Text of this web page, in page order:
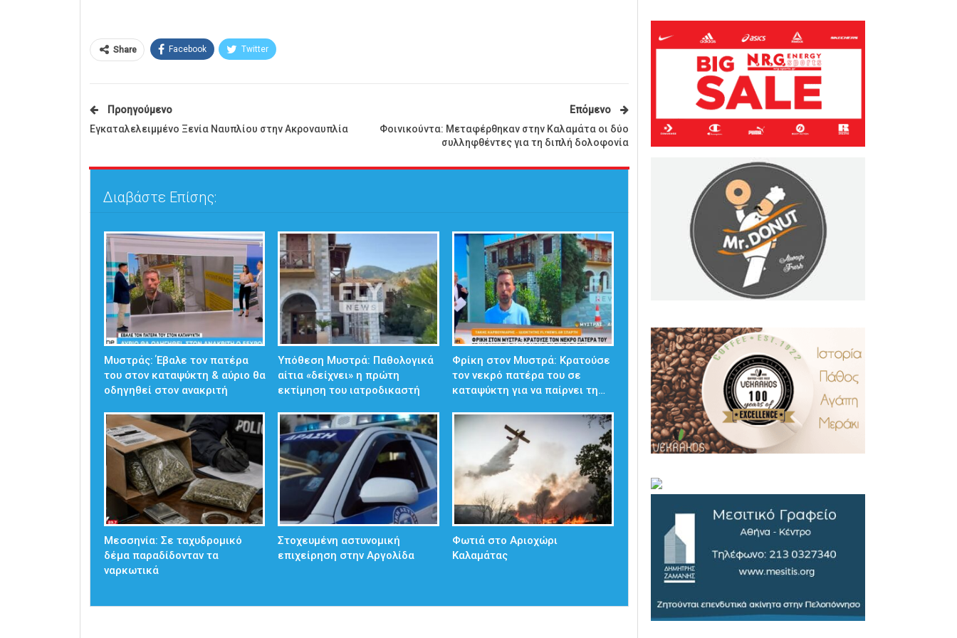
Share Facebook Twitter
Προηγούμενο
Εγκαταλελειμμένο Ξενία Ναυπλίου στην Ακροναυπλία
Επόμενο
Φοινικούντα: Μεταφέρθηκαν στην Καλαμάτα οι δύο
συλληφθέντες για τη διπλή δολοφονία
Διαβάστε Επίσης:
Μυστράς: Έβαλε τον πατέρα
του στον καταψύκτη & αύριο θα
οδηγηθεί στον ανακριτή
Υπόθεση Μυστρά: Παθολογικά
αίτια «δείχνει» η πρώτη
εκτίμηση του ιατροδικαστή
Φρίκη στον Μυστρά: Κρατούσε
τον νεκρό πατέρα του σε
καταψύκτη για να παίρνει τη…
Μεσσηνία: Σε ταχυδρομικό
δέμα παραδίδονταν τα
ναρκωτικά
Στοχευμένη αστυνομική
επιχείρηση στην Αργολίδα
Φωτιά στο Αριοχώρι
Καλαμάτας